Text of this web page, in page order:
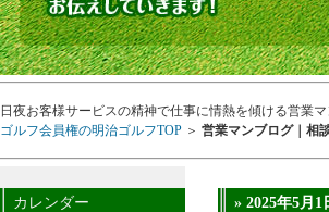
日夜お客様サービスの精神で仕事に情熱を傾ける営業
ゴルフ会員権の明治ゴルフTOP ＞ 営業マンブログ｜相
» 2025年5月1
カレンダー